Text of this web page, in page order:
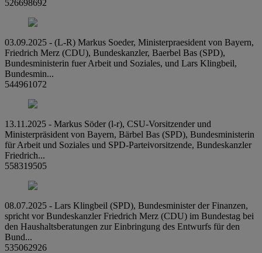
526698692
03.09.2025 - (L-R) Markus Soeder, Ministerpraesident von Bayern,
Friedrich Merz (CDU), Bundeskanzler, Baerbel Bas (SPD),
Bundesministerin fuer Arbeit und Soziales, und Lars Klingbeil,
Bundesmin...
544961072
13.11.2025 - Markus Söder (l-r), CSU-Vorsitzender und
Ministerpräsident von Bayern, Bärbel Bas (SPD), Bundesministerin
für Arbeit und Soziales und SPD-Parteivorsitzende, Bundeskanzler
Friedrich...
558319505
08.07.2025 - Lars Klingbeil (SPD), Bundesminister der Finanzen,
spricht vor Bundeskanzler Friedrich Merz (CDU) im Bundestag bei
den Haushaltsberatungen zur Einbringung des Entwurfs für den
Bund...
535062926